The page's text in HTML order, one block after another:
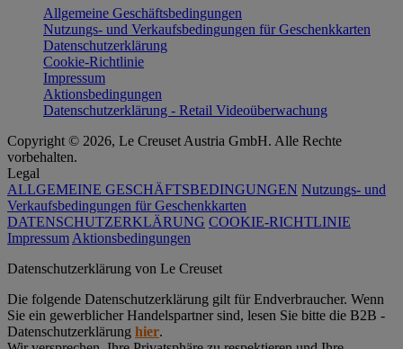
Allgemeine Geschäftsbedingungen
Nutzungs- und Verkaufsbedingungen für Geschenkkarten
Datenschutzerklärung
Cookie-Richtlinie
Impressum
Aktionsbedingungen
Datenschutzerklärung - Retail Videoüberwachung
Copyright © 2026, Le Creuset Austria GmbH. Alle Rechte
vorbehalten.
Legal
ALLGEMEINE GESCHÄFTSBEDINGUNGEN Nutzungs- und
Verkaufsbedingungen für Geschenkkarten
DATENSCHUTZERKLÄRUNG COOKIE-RICHTLINIE
Impressum Aktionsbedingungen
Datenschutz­erklärung von Le Creuset
Die folgende Datenschutzerklärung gilt für Endverbraucher. Wenn
Sie ein gewerblicher Handelspartner sind, lesen Sie bitte die B2B -
Datenschutzerklärung hier.